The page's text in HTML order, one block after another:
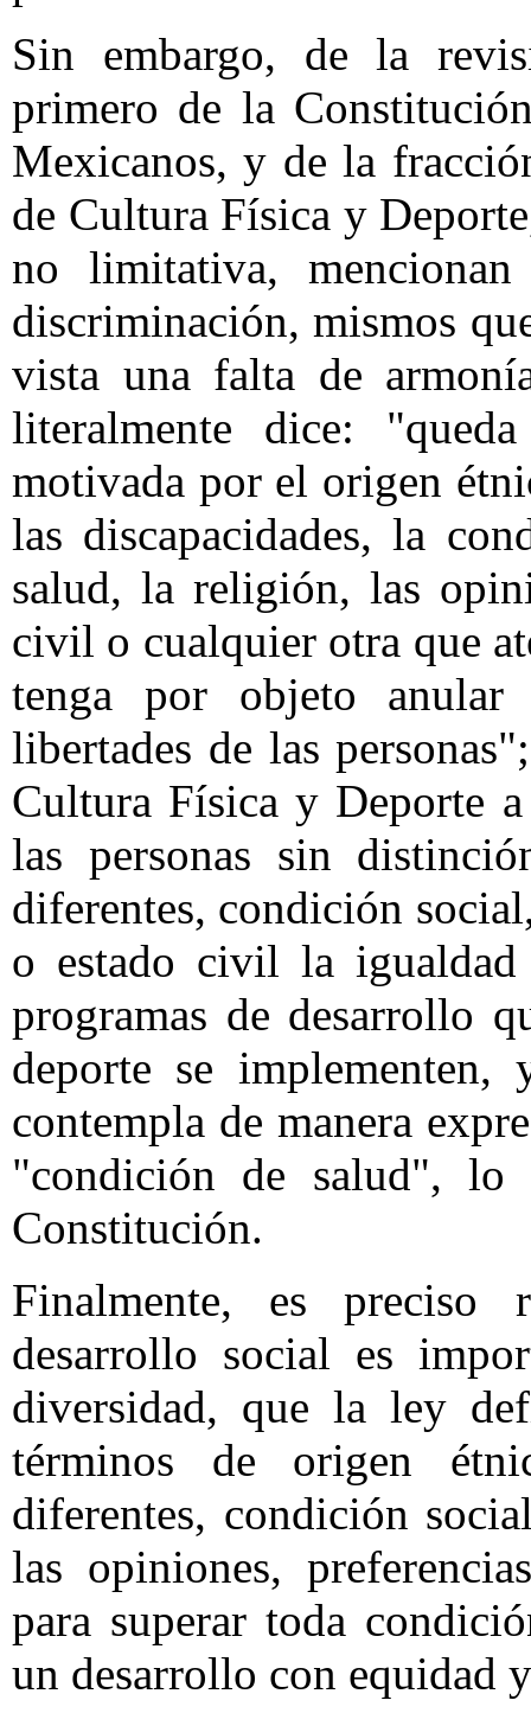
Sin embargo, de la
primero de la
Mexicanos, y de la
de Cultura Física y
no limitativa,
discriminación, mismos
vista una falta de
literalmente dice:
motivada por el origen
las discapacidades, la
salud, la religión, las
civil o cualquier otra que
tenga por objeto anular
libertades de las
Cultura Física y Deporte
las personas sin
diferentes, condición
o estado civil la igualdad
programas de desarrollo
deporte se
contempla de manera
"condición de salud", lo
Constitución.
Finalmente, es preciso
desarrollo social es
diversidad, que la ley
términos de origen
diferentes, condición
las opiniones,
para superar toda
un desarrollo con equidad